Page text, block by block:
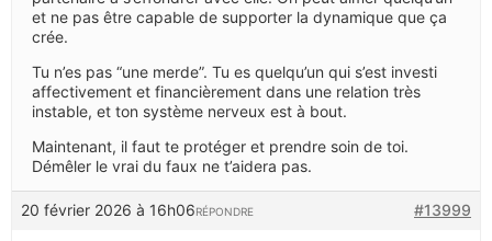
et ne pas être capable de supporter la dynamique que ça
crée.
Tu n’es pas “une merde”. Tu es quelqu’un qui s’est investi
affectivement et financièrement dans une relation très
instable, et ton système nerveux est à bout.
Maintenant, il faut te protéger et prendre soin de toi.
Démêler le vrai du faux ne t’aidera pas.
20 février 2026 à 16h06 #13999
RÉPONDRE